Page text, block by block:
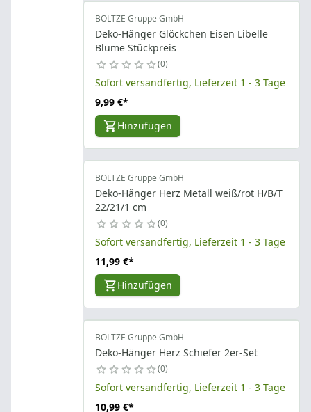
BOLTZE Gruppe GmbH
Deko-Hänger Glöckchen Eisen Libelle
Blume Stückpreis
0
Sofort versandfertig, Lieferzeit 1 - 3 Tage
9,99 €*
Hinzufügen
BOLTZE Gruppe GmbH
Deko-Hänger Herz Metall weiß/rot H/B/T
22/21/1 cm
0
Sofort versandfertig, Lieferzeit 1 - 3 Tage
11,99 €*
Hinzufügen
BOLTZE Gruppe GmbH
Deko-Hänger Herz Schiefer 2er-Set
0
Sofort versandfertig, Lieferzeit 1 - 3 Tage
10,99 €*